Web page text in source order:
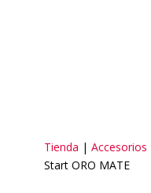
Tienda | Accesorios
Start ORO MATE